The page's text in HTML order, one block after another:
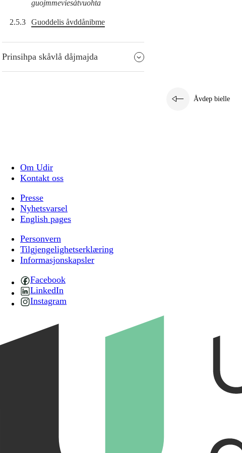
guojmmeviesátvuohta
2.5.3 Guoddelis åvddånibme
Prinsihpa skåvlå dåjmajda
Åvdep bielle
Om Udir
Kontakt oss
Presse
Nyhetsvarsel
English pages
Personvern
Tilgjengelighetserklæring
Informasjonskapsler
Facebook
LinkedIn
Instagram